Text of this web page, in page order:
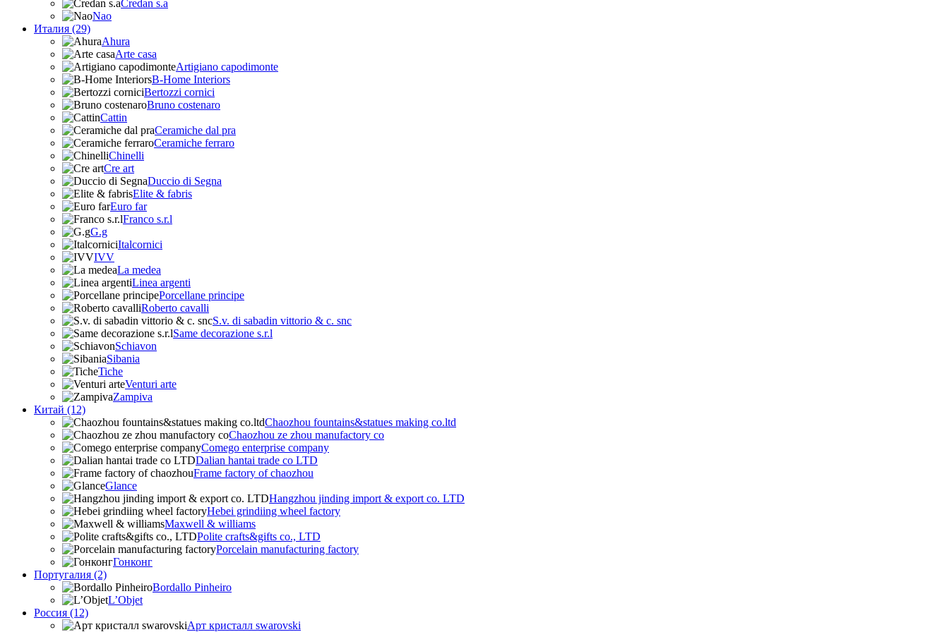
Credan s.a
Nao
Италия (29)
Ahura
Arte casa
Artigiano capodimonte
B-Home Interiors
Bertozzi cornici
Bruno costenaro
Cattin
Ceramiche dal pra
Ceramiche ferraro
Chinelli
Cre art
Duccio di Segna
Elite & fabris
Euro far
Franco s.r.l
G.g
Italcornici
IVV
La medea
Linea argenti
Porcellane principe
Roberto cavalli
S.v. di sabadin vittorio & c. snc
Same decorazione s.r.l
Schiavon
Sibania
Tiche
Venturi arte
Zampiva
Китай (12)
Chaozhou fountains&statues making co.ltd
Chaozhou ze zhou manufactory co
Comego enterprise company
Dalian hantai trade co LTD
Frame factory of chaozhou
Glance
Hangzhou jinding import & export co. LTD
Hebei grindiing wheel factory
Maxwell & williams
Polite crafts&gifts co., LTD
Porcelain manufacturing factory
Гонконг
Португалия (2)
Bordallo Pinheiro
L’Objet
Россия (12)
Арт кристалл swarovski